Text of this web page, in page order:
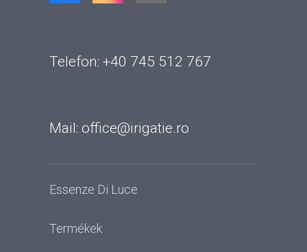
Telefon: +40 745 512 767
Mail: office@irigatie.ro
Essenze Di Luce
Termékek